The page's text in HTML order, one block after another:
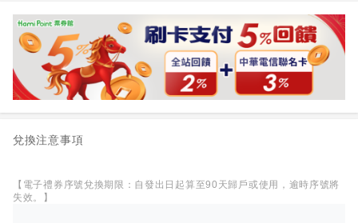
兌換注意事項
【電子禮券序號兌換期限：自發出日起算至90天歸戶或使用，逾時序號將
失效。】